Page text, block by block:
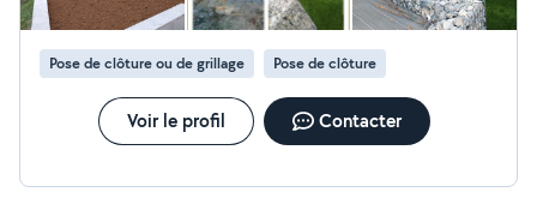
Pose de clôture ou de grillage Pose de clôture
Voir le profil Contacter